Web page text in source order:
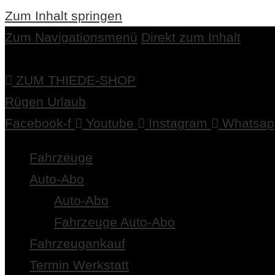
Zum Inhalt springen
Zum Navigationsmenü Direkt zum Inhalt
ZUM THIEDE-SHOP
Rügen Urlaub
Facebook-f
Youtube Instagram
Fahrzeuge
Auto-Abo
Auto-Abo
Fahrzeuge Auto-Abo
Fahrzeugankauf
Termin Werkstatt